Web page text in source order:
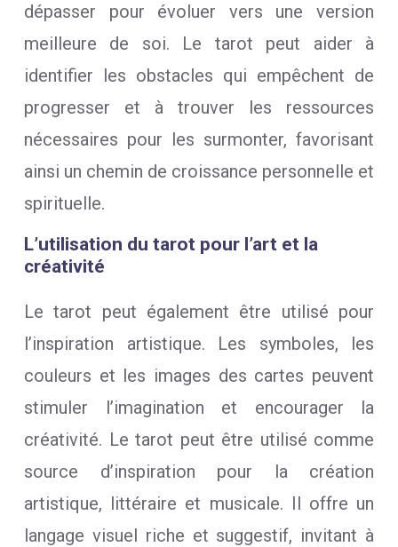
dépasser pour évoluer vers une version
meilleure de soi. Le tarot peut aider à
identifier les obstacles qui empêchent de
progresser et à trouver les ressources
nécessaires pour les surmonter, favorisant
ainsi un chemin de croissance personnelle et
spirituelle.
L’utilisation du tarot pour l’art et la
créativité
Le tarot peut également être utilisé pour
l’inspiration artistique. Les symboles, les
couleurs et les images des cartes peuvent
stimuler l’imagination et encourager la
créativité. Le tarot peut être utilisé comme
source d’inspiration pour la création
artistique, littéraire et musicale. Il offre un
langage visuel riche et suggestif, invitant à